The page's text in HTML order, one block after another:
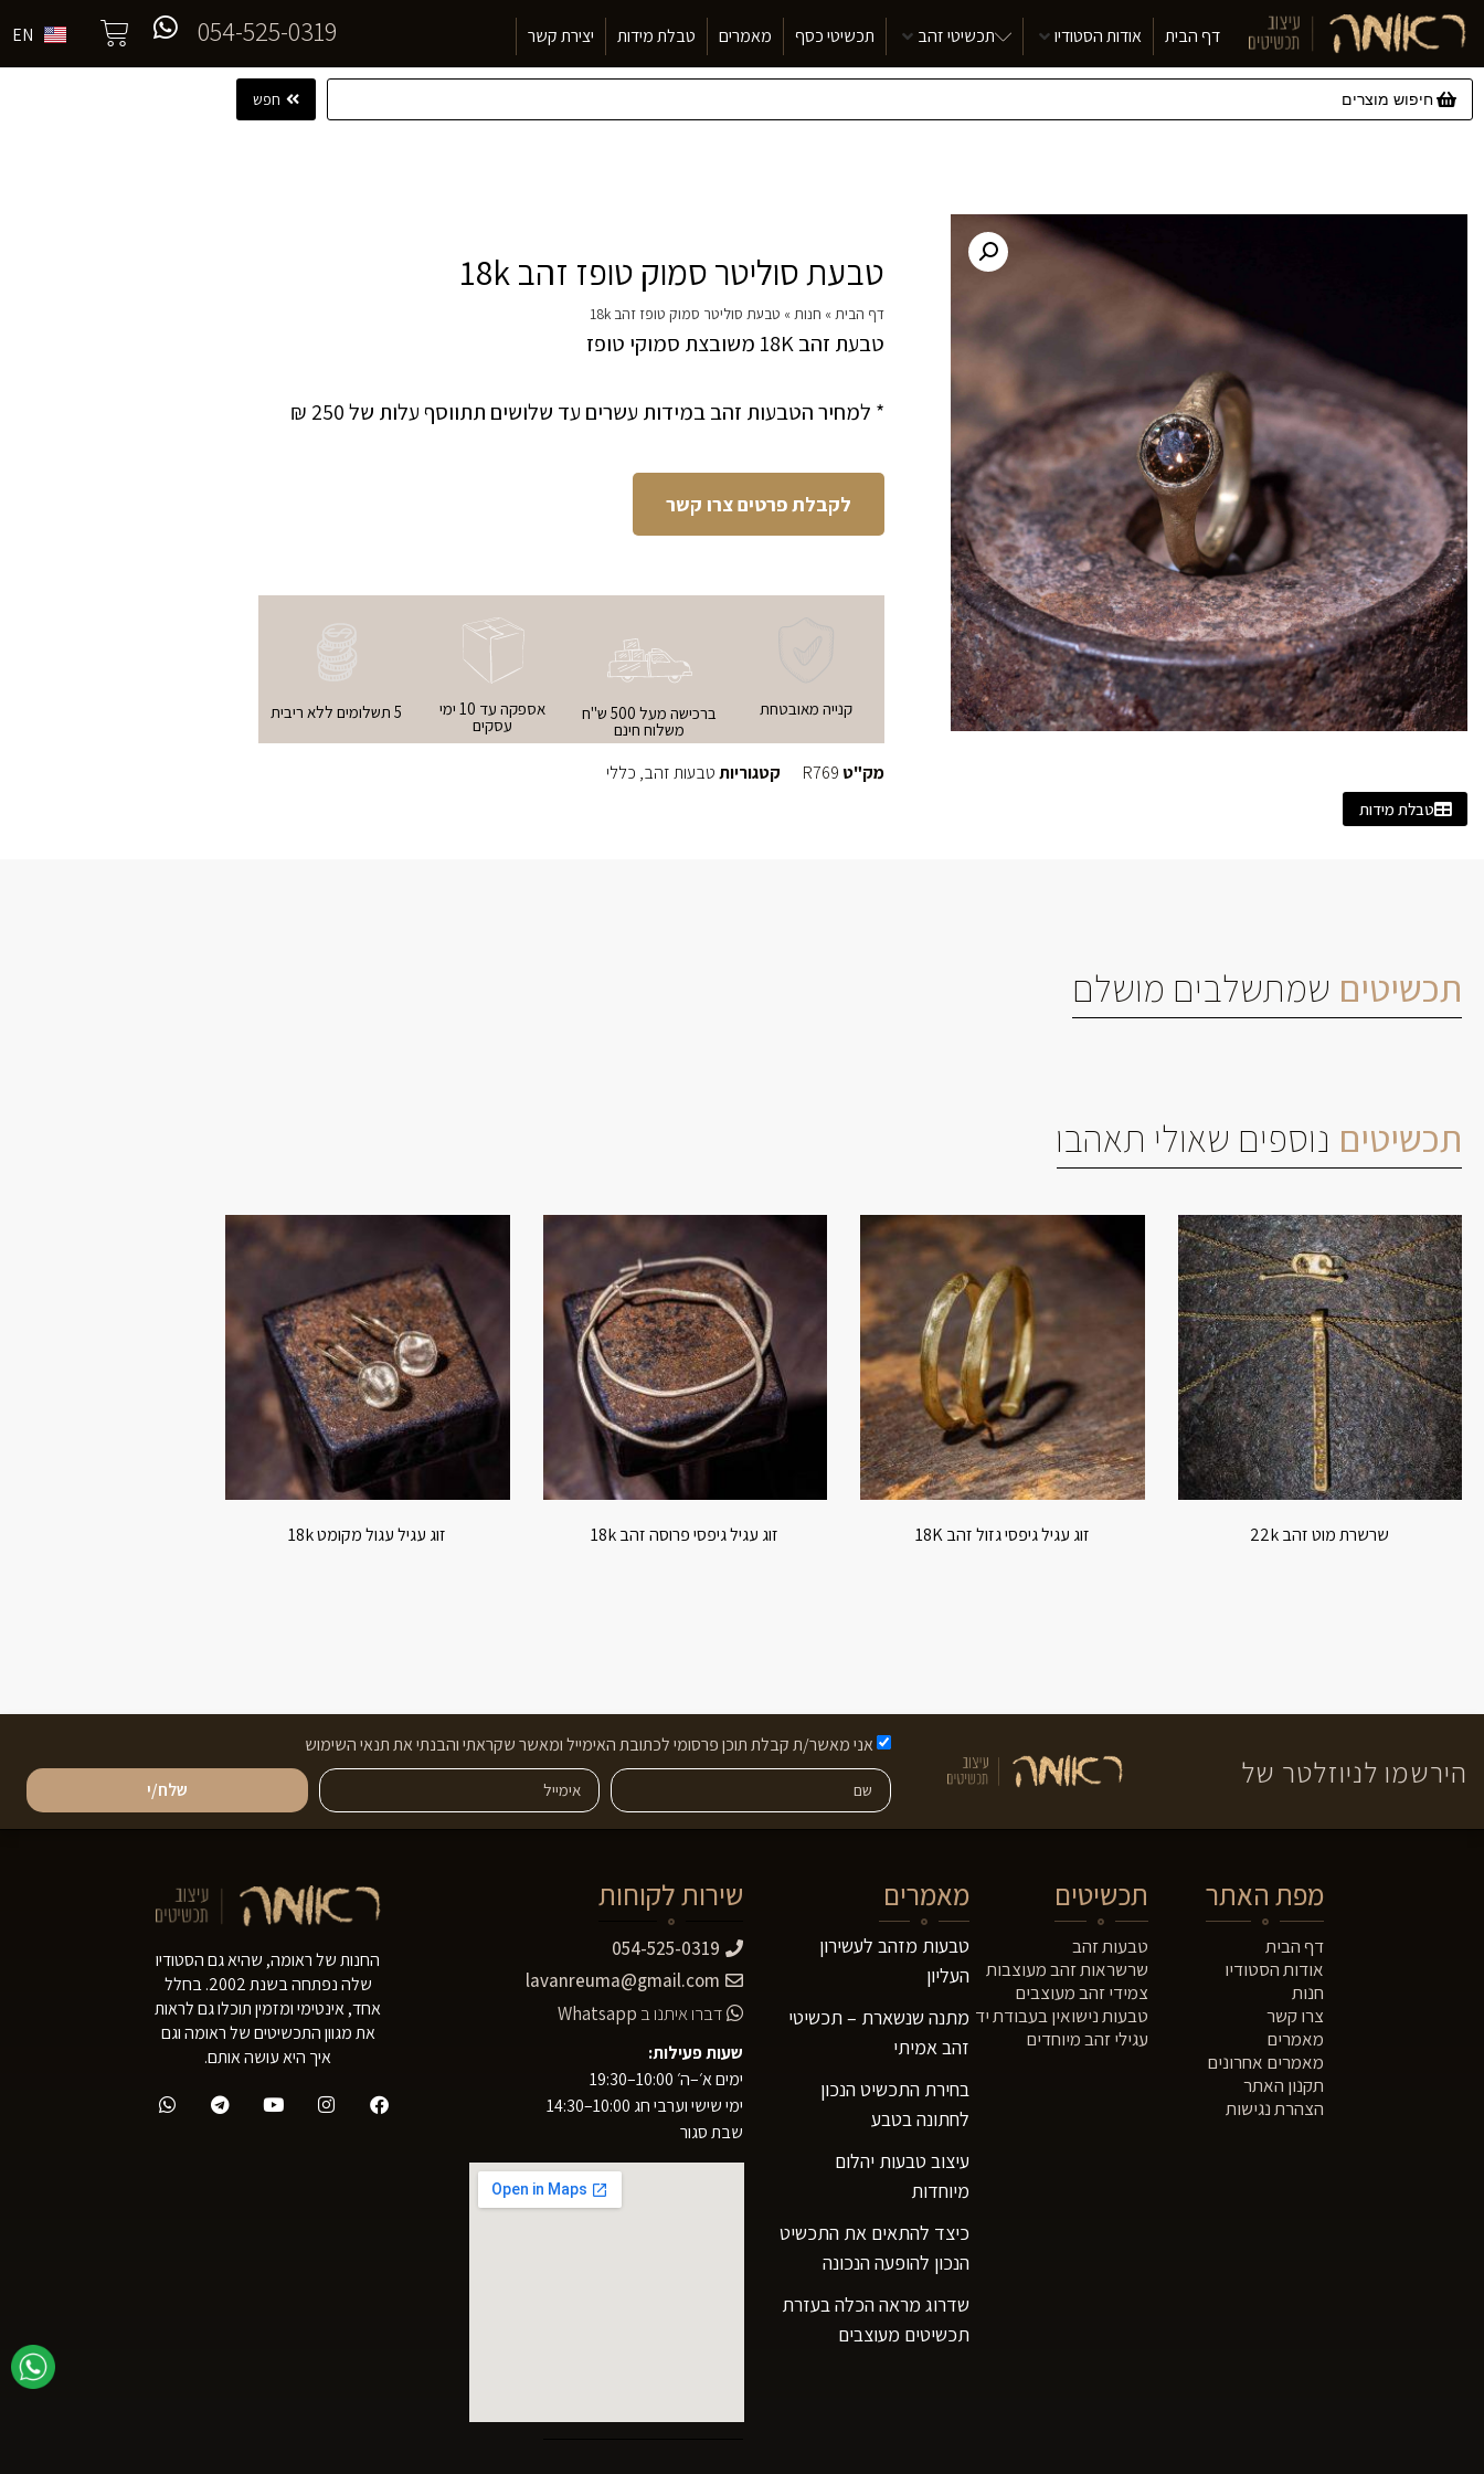
דף הבית אודות הסטודיו תכשיטי זהב תכשיטי כסף מאמרים טבלת מידות יצירת קשר 054-525-0319
EN
חפש
טבלת מידות
טבעת סוליטר סמוק טופז זהב 18k
דף הבית » חנות » טבעת סוליטר סמוק טופז זהב 18k
טבעת זהב 18K משובצת סמוקי טופז
* למחיר הטבעות זהב במידות עשרים עד שלושים תתווסף עלות של 250 ₪
לקבלת פרטים צרו קשר
קנייה מאובטחת ברכישה מעל 500 ש"ח
משלוח חינם
אספקה עד 10 ימי
עסקים
5 תשלומים ללא ריבית
מק"ט R769 קטגוריותטבעות זהב, כללי
תכשיטים שמתשלבים מושלם
תכשיטים נוספים שאולי תאהבו
שרשרת מוט זהב 22k זוג עגיל גיפסי גזול זהב 18K זוג עגיל גיפסי פרוסה זהב 18k זוג עגיל עגול מקומט 18k
הירשמו לניוזלטר של
אני מאשר/ת קבלת תוכן פרסומי לכתובת האימייל ומאשר שקראתי והבנתי את תנאי השימוש
שלח/י
מפת האתר
דף הבית
אודות הסטודיו
חנות
צרו קשר
מאמרים
מאמרים אחרונים
תקנון האתר
הצהרת נגישות
תכשיטים
טבעות זהב
שרשראות זהב מעוצבות
צמידי זהב מעוצבים
טבעות נישואין בעבודת יד
עגילי זהב מיוחדים
מאמרים
טבעות מזהב לעשירון
העליון
מתנה שנשארת – תכשיטי
זהב אמיתי
בחירת התכשיט הנכון
לחתונה בטבע
עיצוב טבעות יהלום
מיוחדות
כיצד להתאים את התכשיט
הנכון להופעה הנכונה
שדרוג מראה הכלה בעזרת
תכשיטים מעוצבים
שירות לקוחות
054-525-0319
lavanreuma@gmail.com
דברו איתנו ב Whatsapp
שעות פעילות:
ימים א׳–ה׳ 10:00–19:30
ימי שישי וערבי חג 10:00–14:30
שבת סגור
החנות של ראומה, שהיא גם הסטודיו
שלה נפתחה בשנת 2002. בחלל
אחד, אינטימי ומזמין תוכלו גם לראות
את מגוון התכשיטים של ראומה וגם
איך היא עושה אותם.